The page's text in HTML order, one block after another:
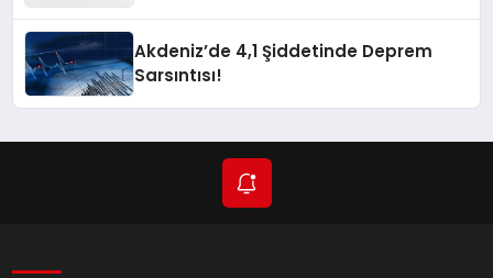
Akdeniz’de 4,1 Şiddetinde Deprem
Sarsıntısı!